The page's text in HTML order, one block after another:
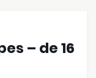
– de 16